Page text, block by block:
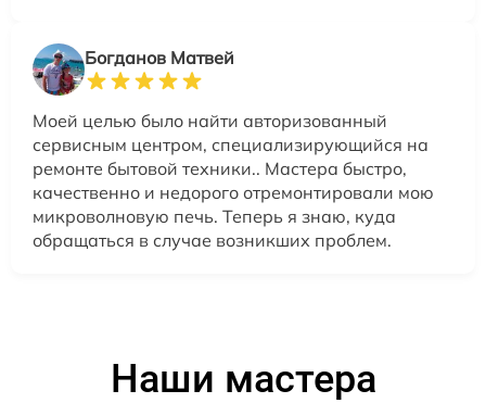
Богданов Матвей
Моей целью было найти авторизованный
сервисным центром, специализирующийся на
ремонте бытовой техники.. Мастера быстро,
качественно и недорого отремонтировали мою
микроволновую печь. Теперь я знаю, куда
обращаться в случае возникших проблем.
Наши мастера